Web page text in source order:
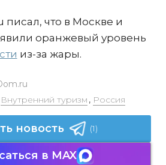
что в Москве и
оранжевый уровень
из-за жары.
Внутренний туризм , Россия
новость (1)
в MAX